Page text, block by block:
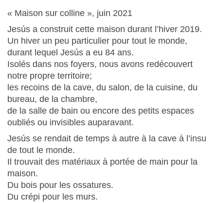
« Maison sur colline », juin 2021
Jesús a construit cette maison durant l’hiver 2019.
Un hiver un peu particulier pour tout le monde,
durant lequel Jesús a eu 84 ans.
Isolés dans nos foyers, nous avons redécouvert
notre propre territoire;
les recoins de la cave, du salon, de la cuisine, du
bureau, de la chambre,
de la salle de bain ou encore des petits espaces
oubliés ou invisibles auparavant.
Jesús se rendait de temps à autre à la cave à l’insu
de tout le monde.
Il trouvait des matériaux à portée de main pour la
maison.
Du bois pour les ossatures.
Du crépi pour les murs.